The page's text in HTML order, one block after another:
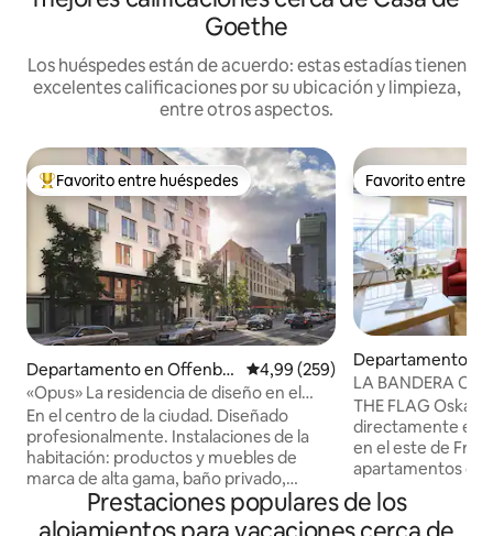
Goethe
Los huéspedes están de acuerdo: estas estadías tienen
excelentes calificaciones por su ubicación y limpieza,
entre otros aspectos.
Favorito entre los huéspedes más destacados
Favorito entre huéspedes
Departamento en Offenba
ch am Main
Calificación promedio: 4,99 de
4,99 (259)
«Opus» La residencia de diseño en el
centro de la ciudad - El palacio
En el centro de la ciudad. Diseñado
profesionalmente. Instalaciones de la
habitación: productos y muebles de
marca de alta gama, baño privado,
ventana francesa o balcón, persiana
electrónica, sistema de ventilación,
Favorito entre
Favorito entre
Departamento
dt
LA BANDERA
View (cama de
THE FLAG Oskar
directamente
en el este de
apartamentos
y de alta calidad,
de puro
entre 40 y 55
Prestaciones populares de los